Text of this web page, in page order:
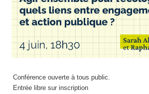
Conférence ouverte à tous public.
Entrée libre sur inscription